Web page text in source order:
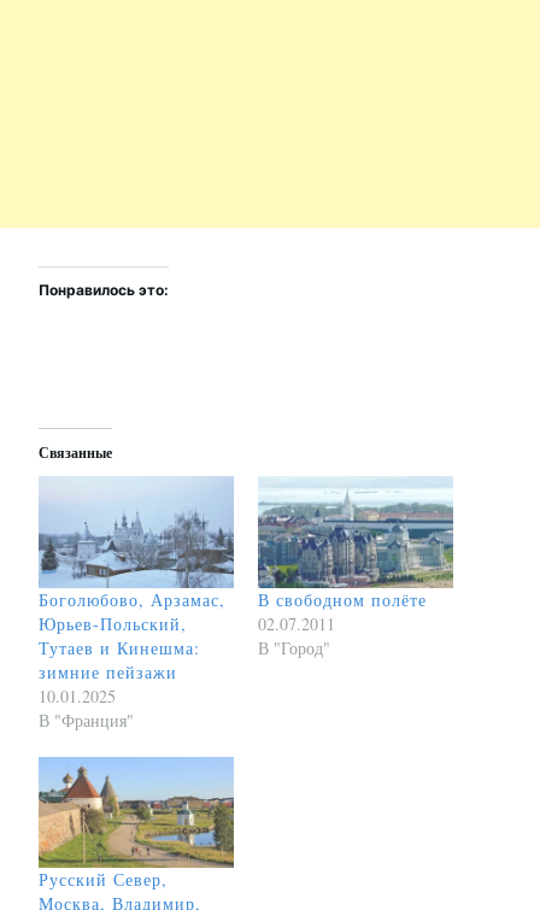
Понравилось это:
Связанные
Боголюбово, Арзамас,
Юрьев-Польский,
Тутаев и Кинешма:
зимние пейзажи
10.01.2025
В "Франция"
В свободном полёте
02.07.2011
В "Город"
Русский Север,
Москва, Владимир,